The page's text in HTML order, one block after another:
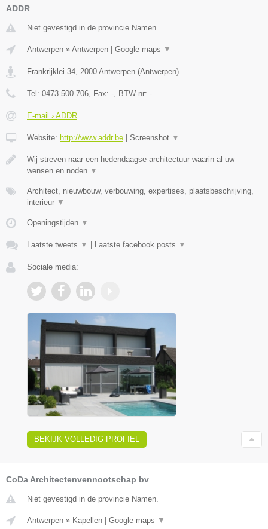
ADDR
Niet gevestigd in de provincie Namen.
Antwerpen » Antwerpen | Google maps ▼
Frankrijklei 34 2000 Antwerpen (Antwerpen)
Tel: 0473 500 706 , Fax: - , BTW-nr: -
E-mail › ADDR
Website: http://www.addr.be | Screenshot ▼
Wij streven naar een hedendaagse architectuur waarin al uw
wensen en noden ▼
Architect, nieuwbouw, verbouwing, expertises, plaatsbeschrijving,
interieur ▼
Openingstijden ▼
Laatste tweets ▼ | Laatste facebook posts ▼
Sociale media:
BEKIJK VOLLEDIG PROFIEL
CoDa Architectenvennootschap bv
Niet gevestigd in de provincie Namen.
Antwerpen » Kapellen Google maps ▼